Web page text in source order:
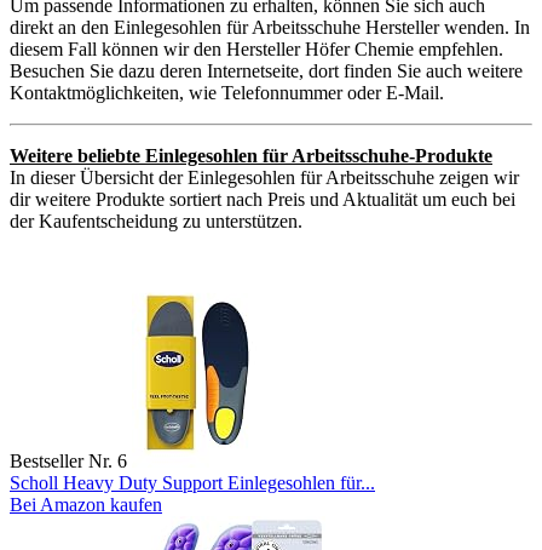
Um passende Informationen zu erhalten, können Sie sich auch
direkt an den Einlegesohlen für Arbeitsschuhe Hersteller wenden. In
diesem Fall können wir den Hersteller Höfer Chemie empfehlen.
Besuchen Sie dazu deren Internetseite, dort finden Sie auch weitere
Kontaktmöglichkeiten, wie Telefonnummer oder E-Mail.
Weitere beliebte Einlegesohlen für Arbeitsschuhe-Produkte
In dieser Übersicht der Einlegesohlen für Arbeitsschuhe zeigen wir
dir weitere Produkte sortiert nach Preis und Aktualität um euch bei
der Kaufentscheidung zu unterstützen.
Bestseller Nr. 6
Scholl Heavy Duty Support Einlegesohlen für...
Bei Amazon kaufen